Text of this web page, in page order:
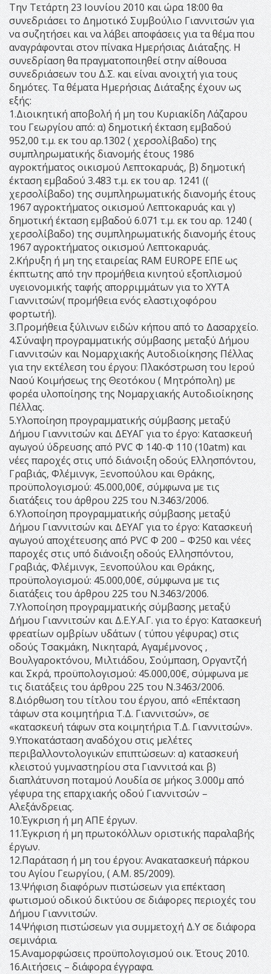
Την Τετάρτη 23 Ιουνίου 2010 και ώρα 18:00 θα
συνεδριάσει το Δημοτικό Συμβούλιο Γιαννιτσών για
να συζητήσει και να λάβει αποφάσεις για τα θέμα που
αναγράφονται στον πίνακα Ημερήσιας Διάταξης. Η
συνεδρίαση θα πραγματοποιηθεί στην αίθουσα
συνεδριάσεων του Δ.Σ. και είναι ανοιχτή για τους
δημότες. Τα θέματα Ημερήσιας Διάταξης έχουν ως
εξής:
1.Διοικητική αποβολή ή μη του Κυριακίδη Λάζαρου
του Γεωργίου από: α) δημοτική έκταση εμβαδού
952,00 τ.μ. εκ του αρ.1302 ( χερσολίβαδο) της
συμπληρωματικής διανομής έτους 1986
αγροκτήματος οικισμού Λεπτοκαρυάς, β) δημοτική
έκταση εμβαδού 3.483 τ.μ. εκ του αρ. 1241 ((
χερσολίβαδο) της συμπληρωματικής διανομής έτους
1967 αγροκτήματος οικισμού Λεπτοκαρυάς και γ)
δημοτική έκταση εμβαδού 6.071 τ.μ. εκ του αρ. 1240 (
χερσολίβαδο) της συμπληρωματικής διανομής έτους
1967 αγροκτήματος οικισμού Λεπτοκαρυάς.
2.Κήρυξη ή μη της εταιρείας RAM EUROPE EΠΕ ως
έκπτωτης από την προμήθεια κινητού εξοπλισμού
υγειονομικής ταφής απορριμμάτων για το ΧΥΤΑ
Γιαννιτσών( προμήθεια ενός ελαστιχοφόρου
φορτωτή).
3.Προμήθεια ξύλινων ειδών κήπου από το Δασαρχείο.
4.Σύναψη προγραμματικής σύμβασης μεταξύ Δήμου
Γιαννιτσών και Νομαρχιακής Αυτοδιοίκησης Πέλλας
για την εκτέλεση του έργου: Πλακόστρωση του Ιερού
Ναού Κοιμήσεως της Θεοτόκου ( Μητρόπολη) με
φορέα υλοποίησης της Νομαρχιακής Αυτοδιοίκησης
Πέλλας.
5.Υλοποίηση προγραμματικής σύμβασης μεταξύ
Δήμου Γιαννιτσών και ΔΕΥΑΓ για το έργο: Κατασκευή
αγωγού ύδρευσης από PVC Φ 140-Φ 110 (10atm) και
νέες παροχές στις υπό διάνοιξη οδούς Ελλησπόντου,
Γραβιάς, Φλέμινγκ, Ξενοπούλου και Θράκης,
προϋπολογισμού: 45.000,00€, σύμφωνα με τις
διατάξεις του άρθρου 225 του Ν.3463/2006.
6.Υλοποίηση προγραμματικής σύμβασης μεταξύ
Δήμου Γιαννιτσών και ΔΕΥΑΓ για το έργο: Κατασκευή
αγωγού αποχέτευσης από PVC Φ 200 – Φ250 και νέες
παροχές στις υπό διάνοιξη οδούς Ελλησπόντου,
Γραβιάς, Φλέμινγκ, Ξενοπούλου και Θράκης,
προϋπολογισμού: 45.000,00€, σύμφωνα με τις
διατάξεις του άρθρου 225 του Ν.3463/2006.
7.Υλοποίηση προγραμματικής σύμβασης μεταξύ
Δήμου Γιαννιτσών και Δ.Ε.Υ.Α.Γ. για το έργο: Κατασκευή
φρεατίων ομβρίων υδάτων ( τύπου γέφυρας) στις
οδούς Τσακμάκη, Νικηταρά, Αγαμέμνονος ,
Βουλγαροκτόνου, Μιλτιάδου, Σούμπαση, Οργαντζή
και Σκρά, προϋπολογισμού: 45.000,00€, σύμφωνα με
τις διατάξεις του άρθρου 225 του Ν.3463/2006.
8.Διόρθωση του τίτλου του έργου, από «Επέκταση
τάφων στα κοιμητήρια Τ.Δ. Γιαννιτσών», σε
«κατασκευή τάφων στα κοιμητήρια Τ.Δ. Γιαννιτσών».
9.Υποκατάσταση αναδόχου στις μελέτες
περιβαλλοντολογικών επιπτώσεων: α) κατασκευή
κλειστού γυμναστηρίου στα Γιαννιτσά και β)
διαπλάτυνση ποταμού Λουδία σε μήκος 3.000μ από
γέφυρα της επαρχιακής οδού Γιαννιτσών –
Αλεξάνδρειας.
10.Έγκριση ή μη ΑΠΕ έργων.
11.Έγκριση ή μη πρωτοκόλλων οριστικής παραλαβής
έργων.
12.Παράταση ή μη του έργου: Ανακατασκευή πάρκου
του Αγίου Γεωργίου, ( Α.Μ. 85/2009).
13.Ψήφιση διαφόρων πιστώσεων για επέκταση
φωτισμού οδικού δικτύου σε διάφορες περιοχές του
Δήμου Γιαννιτσών.
14.Ψήφιση πιστώσεων για συμμετοχή Δ.Υ σε διάφορα
σεμινάρια.
15.Αναμορφώσεις προϋπολογισμού οικ. Έτους 2010.
16.Αιτήσεις – διάφορα έγγραφα.